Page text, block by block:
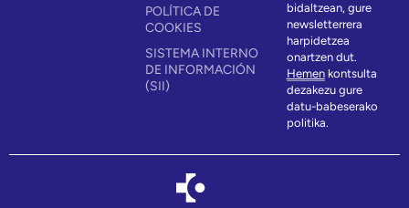
POLÍTICA DE
COOKIES
SISTEMA INTERNO
DE INFORMACIÓN
(SII)
bidaltzean, gure
newsletterrera
harpidetzea
onartzen dut.
Hemenkontsulta
dezakezu gure
datu-babeserako
politika.